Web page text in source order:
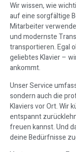
Wir wissen, wie
auf eine sorgfältige
Mitarbeiter
und modernste
transportieren. Egal
geliebtes Klavier –
ankommt.
Unser Service
sondern auch die
Klaviers vor Ort. Wir
entspannt
freuen kannst. Und
deine Bedürfnisse